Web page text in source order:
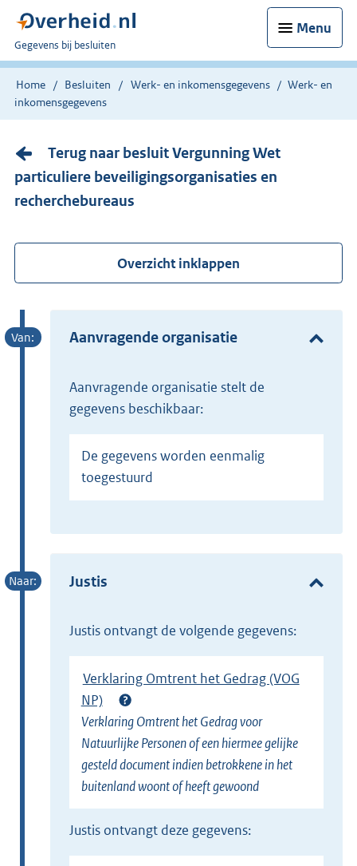
Menu
U
bent
nu
hier:
Gegevens bij besluiten
Home Besluiten Werk- en inkomensgegevens
Werk- en
inkomensgegevens
Terug naar besluit Vergunning Wet
particuliere beveiligingsorganisaties en
recherchebureaus
Overzicht inklappen
Aanvragende organisatie
Aanvragende organisatie stelt de
gegevens beschikbaar:
De gegevens worden eenmalig
toegestuurd
Justis
Justis ontvangt de volgende gegevens:
Verklaring Omtrent het Gedrag (VOG
NP)
Verklaring Omtrent het Gedrag voor
Natuurlijke Personen of een hiermee gelijke
gesteld document indien betrokkene in het
buitenland woont of heeft gewoond
Justis ontvangt deze gegevens: